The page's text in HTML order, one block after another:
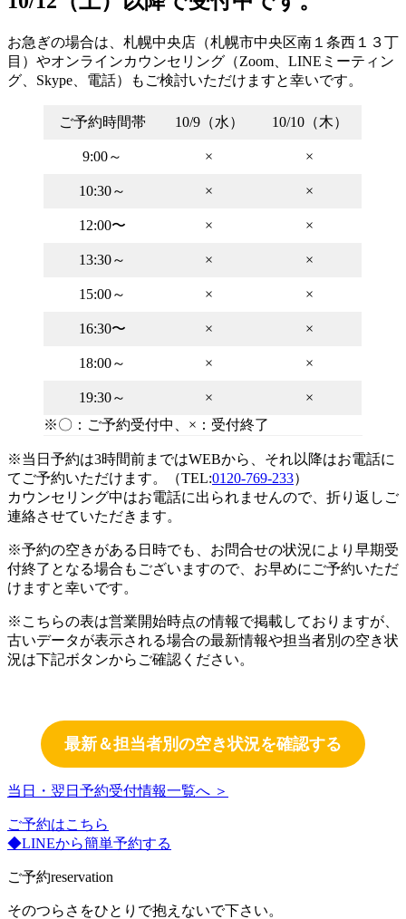
お急ぎの場合は、札幌中央店（札幌市中央区南１条西１３丁
目）やオンラインカウンセリング（Zoom、LINEミーティン
グ、Skype、電話）もご検討いただけますと幸いです。
ご予約時間帯 10/9（水） 10/10（木）
9:00～ × ×
10:30～ × ×
12:00〜 × ×
13:30～ × ×
15:00～ × ×
16:30〜 × ×
18:00～ × ×
19:30～ ×
×
※〇：ご予約受付中、×：受付終了
※当日予約は3時間前まではWEBから、それ以降はお電話に
てご予約いただけます。（TEL:0120-769-233）
カウンセリング中はお電話に出られませんので、折り返しご
連絡させていただきます。
※予約の空きがある日時でも、お問合せの状況により早期受
付終了となる場合もございますので、お早めにご予約いただ
けますと幸いです。
※こちらの表は営業開始時点の情報で掲載しておりますが、
古いデータが表示される場合の最新情報や担当者別の空き状
況は下記ボタンからご確認ください。
最新＆担当者別の空き状況を確認する
当日・翌日予約受付情報一覧へ ＞
ご予約はこちら
◆LINEから簡単予約する
ご予約reservation
そのつらさをひとりで抱えないで下さい。